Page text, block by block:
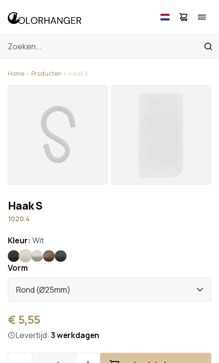
Home Producten Haak S
Haak S
1020.4
Kleur: Wit
Zwart
WitRVSBronsAntraciet
Vorm
Rond (Ø25mm)
€ 5,55
Levertijd: 3 werkdagen